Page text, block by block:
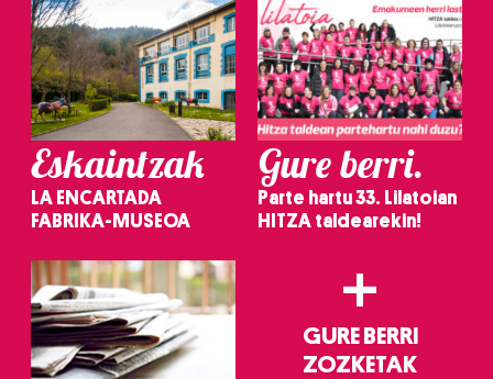
Eskaintzak
LA ENCARTADA
FABRIKA-MUSEOA
Gure berri.
Parte hartu 33. Lilatoian
HITZA taldearekin!
+
GURE BERRI
ZOZKETAK